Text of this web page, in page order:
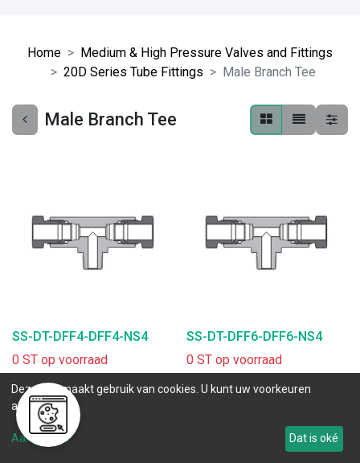
Home
Medium & High Pressure Valves and Fittings
20D Series Tube Fittings
Male Branch Tee
Male Branch Tee
SS-DT-DFF4-DFF4-NS4
0 ST op voorraad
SS-DT-DFF6-DFF6-NS4
0 ST op voorraad
Deze site maakt gebruik van cookies. U kunt uw voorkeuren
aanpassen.
Aanpassen Dat is oké